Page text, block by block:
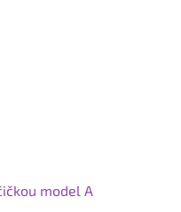
model A